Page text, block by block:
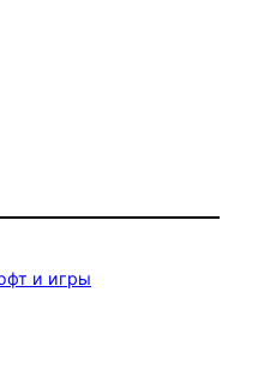
и игры